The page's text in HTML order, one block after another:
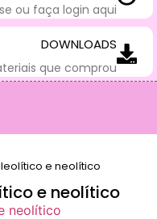
ou faça login aqui
DOWNLOADS
que comprou
e neolítico
e neolítico